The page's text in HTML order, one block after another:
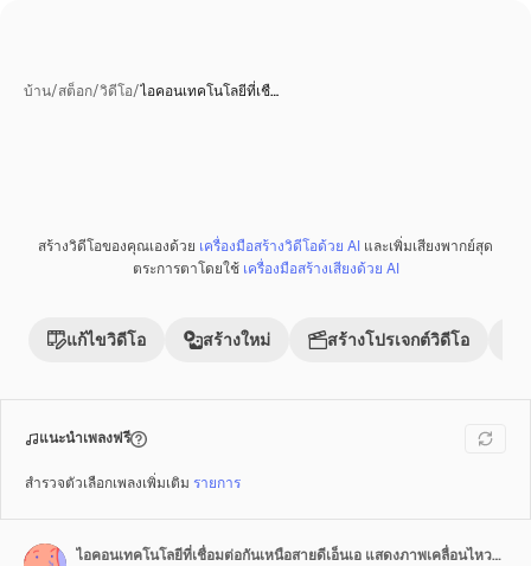
บ้าน/สต็อก/วิดีโอ/ไอคอนเทคโนโลยีที่เชื…
พรีเมี่ยม สร้างโดย AI
สร้างวิดีโอของคุณเองด้วย เครื่องมือสร้างวิดีโอด้วย AI และเพิ่มเสียงพากย์สุด
ตระการตาโดยใช้ เครื่องมือสร้างเสียงด้วย AI
แก้ไขวิดีโอ สร้างใหม่ สร้างโปรเจกต์วิดีโอ
แนะนำเพลงฟรี
สำรวจตัวเลือกเพลงเพิ่มเติม รายการ
ไอคอนเทคโนโลยีที่เชื่อมต่อกันเหนือสายดีเอ็นเอ แสดงภาพเคลื่อนไหวในเครือข่ายดิจิทัล